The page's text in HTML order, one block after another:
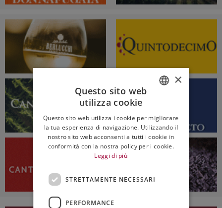
ENGLISH
×
Questo sito web
utilizza cookie
Questo sito web utilizza i cookie per migliorare
la tua esperienza di navigazione. Utilizzando il
nostro sito web acconsenti a tutti i cookie in
conformità con la nostra policy per i cookie.
Leggi di più
STRETTAMENTE NECESSARI
PERFORMANCE